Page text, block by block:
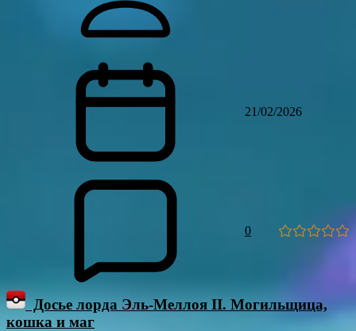
21/02/2026
0
Досье лорда Эль-Меллоя II. Могильщица,
кошка и маг